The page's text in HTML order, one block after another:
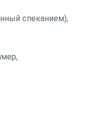
спеканием),